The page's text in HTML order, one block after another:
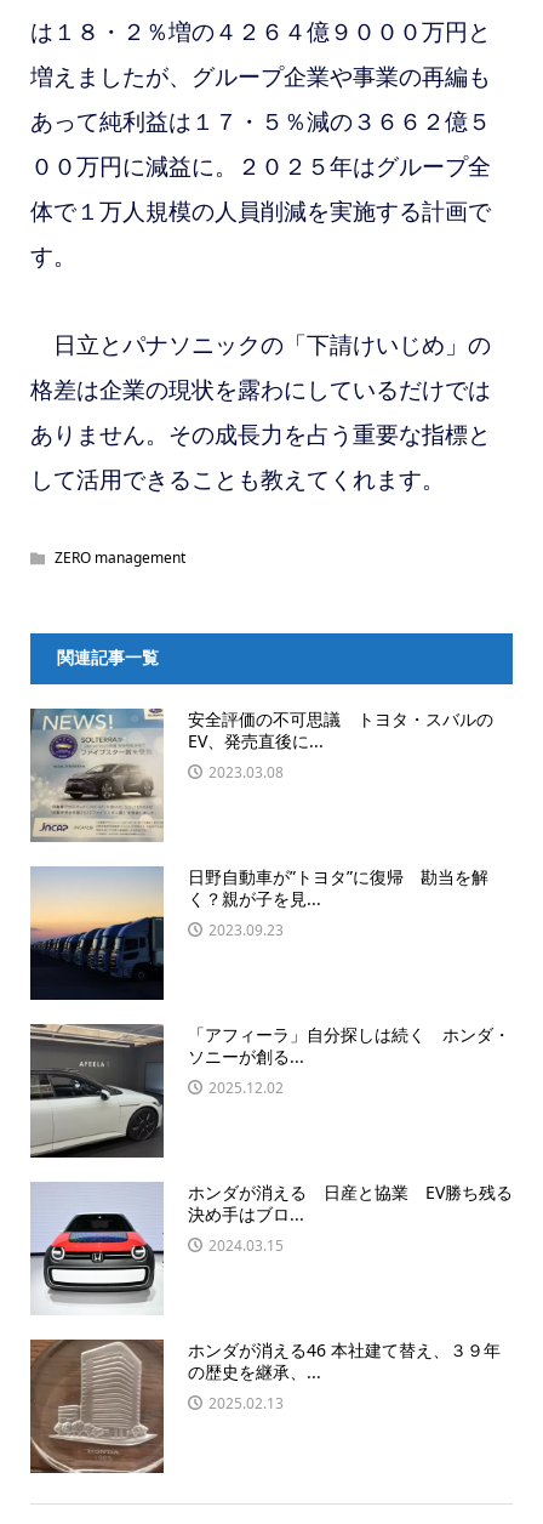
は１８・２％増の４２６４億９０００万円と
増えましたが、グループ企業や事業の再編も
あって純利益は１７・５％減の３６６２億５
００万円に減益に。２０２５年はグループ全
体で１万人規模の人員削減を実施する計画で
す。
日立とパナソニックの「下請けいじめ」の
格差は企業の現状を露わにしているだけでは
ありません。その成長力を占う重要な指標と
して活用できることも教えてくれます。
ZERO management
関連記事一覧
安全評価の不可思議 トヨタ・スバルの
EV、発売直後に...
2023.03.08
日野自動車が”トヨタ”に復帰 勘当を解
く？親が子を見...
2023.09.23
「アフィーラ」自分探しは続く ホンダ・
ソニーが創る...
2025.12.02
ホンダが消える 日産と協業 EV勝ち残る
決め手はブロ...
2024.03.15
ホンダが消える46 本社建て替え、３９年
の歴史を継承、...
2025.02.13